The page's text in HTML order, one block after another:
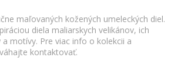
maľovaných kožených umeleckých diel.
diela maliarskych velikánov, ich
motívy. Pre viac info o kolekcii a
kontaktovať.